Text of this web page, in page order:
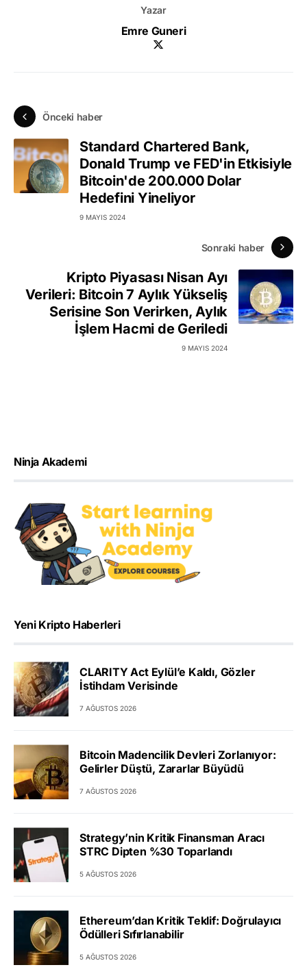
Yazar
Emre Guneri
Önceki haber
Standard Chartered Bank,
Donald Trump ve FED'in Etkisiyle
Bitcoin'de 200.000 Dolar
Hedefini Yineliyor
9 MAYIS 2024
Sonraki haber
Kripto Piyasası Nisan Ayı
Verileri: Bitcoin 7 Aylık Yükseliş
Serisine Son Verirken, Aylık
İşlem Hacmi de Geriledi
9 MAYIS 2024
Ninja Akademi
Yeni Kripto Haberleri
CLARITY Act Eylül’e Kaldı, Gözler
İstihdam Verisinde
7 AĞUSTOS 2026
Bitcoin Madencilik Devleri Zorlanıyor:
Gelirler Düştü, Zararlar Büyüdü
7 AĞUSTOS 2026
Strategy’nin Kritik Finansman Aracı
STRC Dipten %30 Toparlandı
5 AĞUSTOS 2026
Ethereum’dan Kritik Teklif: Doğrulayıcı
Ödülleri Sıfırlanabilir
5 AĞUSTOS 2026